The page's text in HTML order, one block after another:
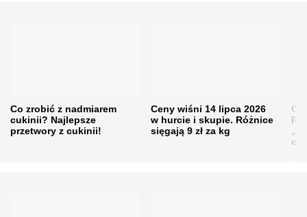
Co zrobić z nadmiarem
cukinii? Najlepsze
przetwory z cukinii!
Ceny wiśni 14 lipca 2026
w hurcie i skupie. Różnice
sięgają 9 zł za kg